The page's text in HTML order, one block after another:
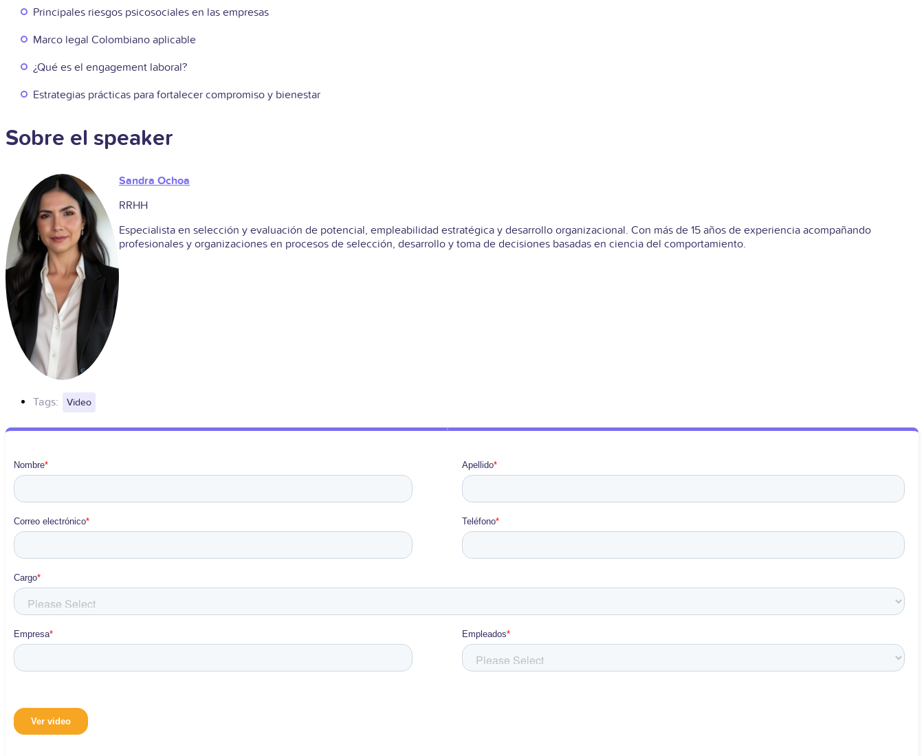
Principales riesgos psicosociales en las empresas
Marco legal Colombiano aplicable
¿Qué es el engagement laboral?
Estrategias prácticas para fortalecer compromiso y bienestar
Sobre el speaker
Sandra Ochoa
RRHH
Especialista en selección y evaluación de potencial, empleabilidad estratégica y desarrollo organizacional. Con más de 15 años de experiencia acompañando
profesionales y organizaciones en procesos de selección, desarrollo y toma de decisiones basadas en ciencia del comportamiento.
Tags: Video